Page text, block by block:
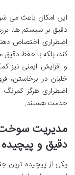
این امکان باعث می
دقیق بر سیستم ها،
اضطراری اختصاص
کند، بلکه با حفظ
و افزایش ایمنی نیز
خلبان در برخاستن،
اضطراری هرگز
خدمت هستند.
مدیریت سوخت
دقیق و پیچیده
یکی از پیچیده ترین